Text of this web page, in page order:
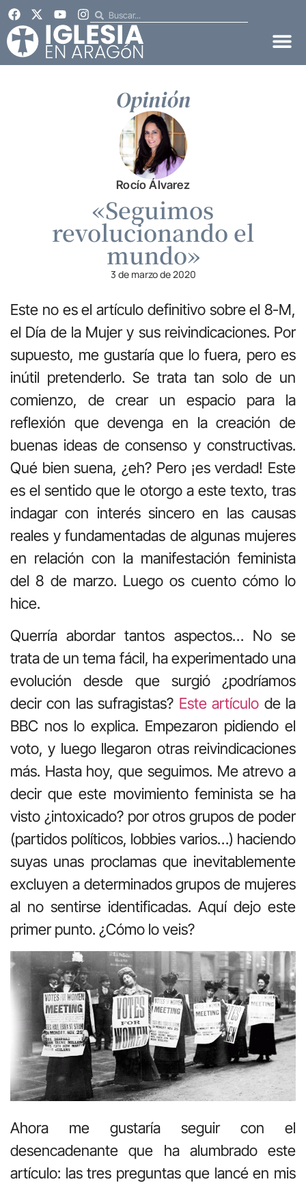
Opinión
Rocío Álvarez
«Seguimos
revolucionando el
mundo»
3 de marzo de 2020
Este no es el artículo definitivo sobre el 8-M,
el Día de la Mujer y sus reivindicaciones. Por
supuesto, me gustaría que lo fuera, pero es
inútil pretenderlo. Se trata tan solo de un
comienzo, de crear un espacio para la
reflexión que devenga en la creación de
buenas ideas de consenso y constructivas.
Qué bien suena, ¿eh? Pero ¡es verdad! Este
es el sentido que le otorgo a este texto, tras
indagar con interés sincero en las causas
reales y fundamentadas de algunas mujeres
en relación con la manifestación feminista
del 8 de marzo. Luego os cuento cómo lo
hice.
Querría abordar tantos aspectos… No se
trata de un tema fácil, ha experimentado una
evolución desde que surgió ¿podríamos
decir con las sufragistas? Este artículo de la
BBC nos lo explica. Empezaron pidiendo el
voto, y luego llegaron otras reivindicaciones
más. Hasta hoy, que seguimos. Me atrevo a
decir que este movimiento feminista se ha
visto ¿intoxicado? por otros grupos de poder
(partidos políticos, lobbies varios…) haciendo
suyas unas proclamas que inevitablemente
excluyen a determinados grupos de mujeres
al no sentirse identificadas. Aquí dejo este
primer punto. ¿Cómo lo veis?
Ahora me gustaría seguir con el
desencadenante que ha alumbrado este
artículo: las tres preguntas que lancé en mis